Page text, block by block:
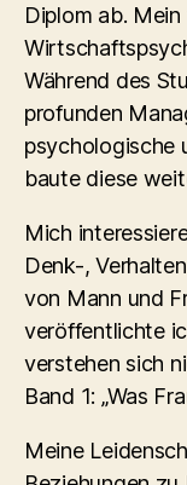
Diplom ab.
Während des
profunden
psychologische
baute diese
Mich
Denk-,
von Mann und
veröffentlichte
verstehen sich
Band 1: „Was
Meine